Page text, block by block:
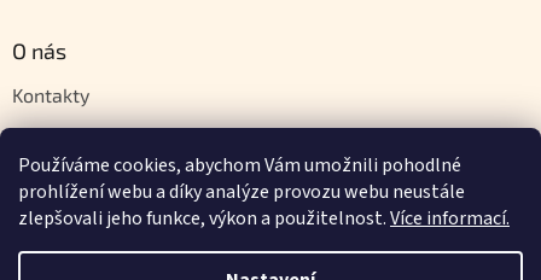
Používáme cookies, abychom Vám umožnili pohodlné
prohlížení webu a díky analýze provozu webu neustále
zlepšovali jeho funkce, výkon a použitelnost.Více informací.
O nás
Kontakty
Napište nám